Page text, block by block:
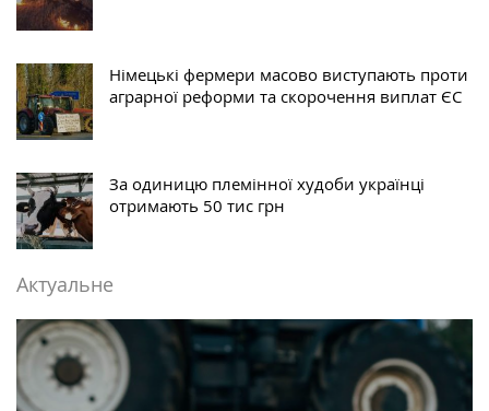
Німецькі фермери масово виступають проти
аграрної реформи та скорочення виплат ЄС
За одиницю племінної худоби українці
отримають 50 тис грн
Актуальне